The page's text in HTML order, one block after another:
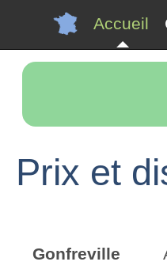
Accueil
Prix et
Gonfreville